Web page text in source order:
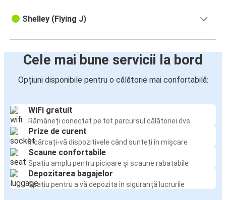
Shelley (Flying J)
Cele mai bune servicii la bord
Opțiuni disponibile pentru o călătorie mai confortabilă:
WiFi gratuit
Rămâneți conectat pe tot parcursul călătoriei dvs.
Prize de curent
Încărcați-vă dispozitivele când sunteți în mișcare
Scaune confortabile
Spațiu amplu pentru picioare și scaune rabatabile
Depozitarea bagajelor
Spațiu pentru a vă depozita în siguranță lucrurile